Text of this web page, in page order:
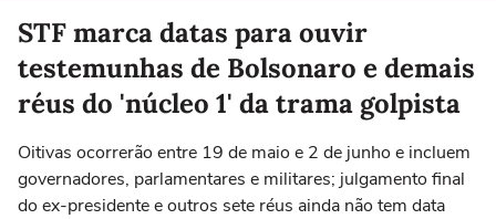
STF marca datas para ouvir
testemunhas de Bolsonaro e demais
réus do 'núcleo 1' da trama golpista
Oitivas ocorrerão entre 19 de maio e 2 de junho e incluem
governadores, parlamentares e militares; julgamento final
do ex-presidente e outros sete réus ainda não tem data